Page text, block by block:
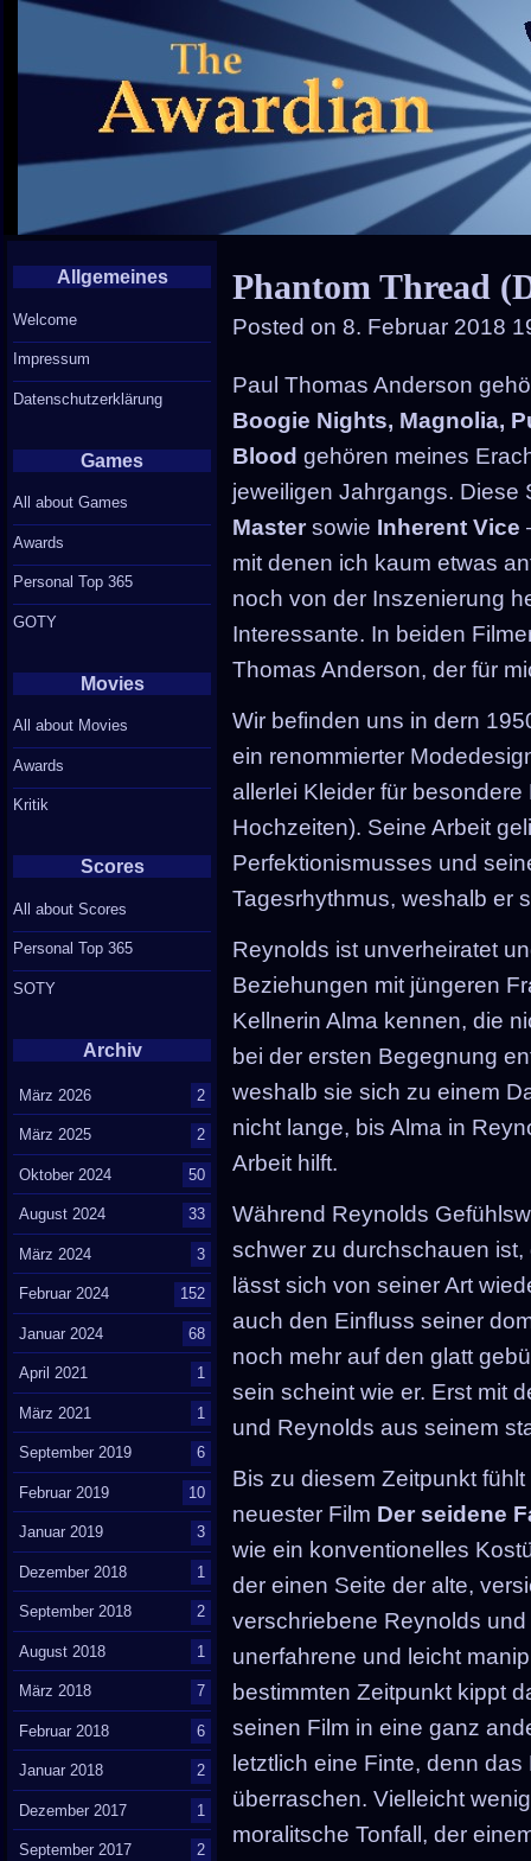
Phantom Thread
Posted on 8. Februar 2018
Paul Thomas Anderson
Boogie Nights, Magnolia,
Blood gehören meines
jeweiligen Jahrgangs.
Mastersowie Inherent Vice
mit denen ich kaum etwas
noch von der Inszenierung
Interessante. In beiden
Thomas Anderson, der für
Wir befinden uns in dern
ein renommierter
allerlei Kleider für
Hochzeiten). Seine Arbeit
Perfektionismusses und
Tagesrhythmus, weshalb er
Reynolds ist unverheiratet
Beziehungen mit jüngeren
Kellnerin Alma kennen, die
bei der ersten Begegnung
weshalb sie sich zu einem
nicht lange, bis Alma in
Arbeit hilft.
Während Reynolds
schwer zu durchschauen
lässt sich von seiner Art
auch den Einfluss seiner
noch mehr auf den glatt
sein scheint wie er. Erst mit
und Reynolds aus seinem
Bis zu diesem Zeitpunkt
neuester Film Der seidene
wie ein konventionelles
der einen Seite der alte,
verschriebene Reynolds
unerfahrene und leicht
bestimmten Zeitpunkt kippt
seinen Film in eine ganz
letztlich eine Finte, denn
überraschen. Vielleicht
moralitsche Tonfall, der
Allgemeines
Welcome
Impressum
Datenschutzerklärung
Games
All about Games
Awards
Personal Top 365
GOTY
Movies
All about Movies
Awards
Kritik
Scores
All about Scores
Personal Top 365
SOTY
Archiv
März 2026 2
März 2025 2
Oktober 2024 50
August 2024 33
März 2024 3
Februar 2024 152
Januar 2024 68
April 2021 1
März 2021 1
September 2019 6
Februar 2019 10
Januar 2019 3
Dezember 2018 1
September 2018 2
August 2018 1
März 2018 7
Februar 2018 6
Januar 2018 2
Dezember 2017 1
September 2017 2